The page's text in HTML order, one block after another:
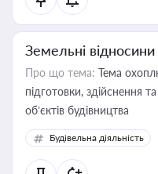
Земельні відносини
Про що тема: Тема
підготовки, здійснення
об’єктів будівництва
Будівельна діяльність